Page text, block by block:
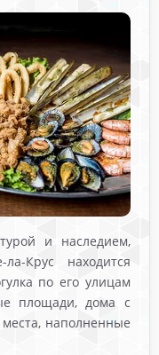
и наследием,
Крус находится
по его улицам
площади, дома с
наполненные